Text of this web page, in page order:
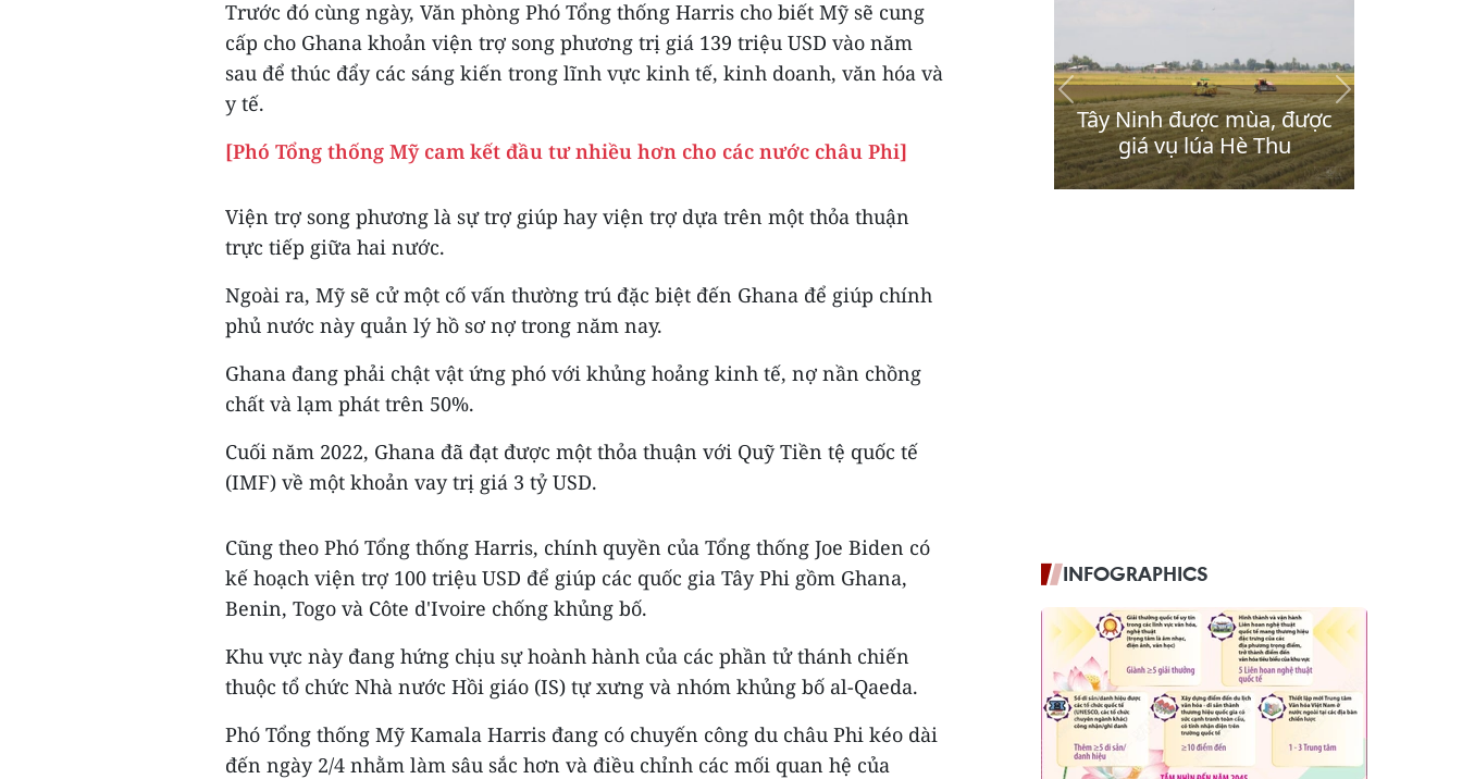
Trước đó cùng ngày, Văn phòng Phó Tổng thống Harris cho biết Mỹ sẽ cung
cấp cho Ghana khoản viện trợ song phương trị giá 139 triệu USD vào năm
sau để thúc đẩy các sáng kiến trong lĩnh vực kinh tế, kinh doanh, văn hóa và
y tế.
[Phó Tổng thống Mỹ cam kết đầu tư nhiều hơn cho các nước châu Phi]
Viện trợ song phương là sự trợ giúp hay viện trợ dựa trên một thỏa thuận
trực tiếp giữa hai nước.
Ngoài ra, Mỹ sẽ cử một cố vấn thường trú đặc biệt đến Ghana để giúp chính
phủ nước này quản lý hồ sơ nợ trong năm nay.
Ghana đang phải chật vật ứng phó với khủng hoảng kinh tế, nợ nần chồng
chất và lạm phát trên 50%.
Cuối năm 2022, Ghana đã đạt được một thỏa thuận với Quỹ Tiền tệ quốc tế
(IMF) về một khoản vay trị giá 3 tỷ USD.
Cũng theo Phó Tổng thống Harris, chính quyền của Tổng thống Joe Biden có
kế hoạch viện trợ 100 triệu USD để giúp các quốc gia Tây Phi gồm Ghana,
Benin, Togo và Côte d'Ivoire chống khủng bố.
Khu vực này đang hứng chịu sự hoành hành của các phần tử thánh chiến
thuộc tổ chức Nhà nước Hồi giáo (IS) tự xưng và nhóm khủng bố al-Qaeda.
Phó Tổng thống Mỹ Kamala Harris đang có chuyến công du châu Phi kéo dài
đến ngày 2/4 nhằm làm sâu sắc hơn và điều chỉnh các mối quan hệ của
INFOGRAPHICS